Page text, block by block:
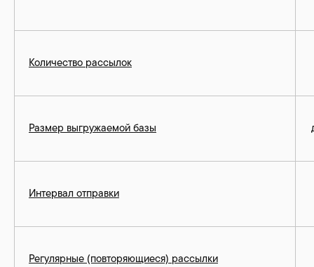
Количество рассылок
Размер выгружаемой базы
Интервал отправки
Регулярные (повторяющиеся) рассылки